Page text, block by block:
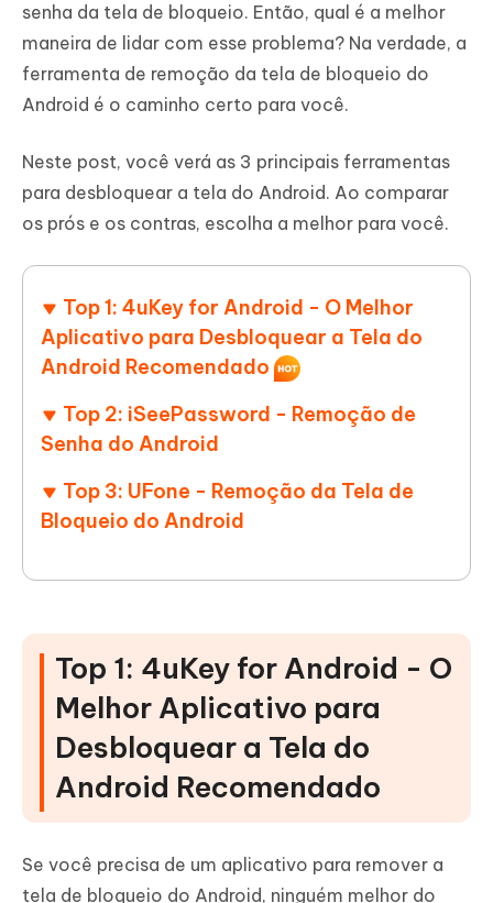
senha da tela de bloqueio. Então, qual é a melhor
maneira de lidar com esse problema? Na verdade, a
ferramenta de remoção da tela de bloqueio do
Android é o caminho certo para você.
Neste post, você verá as 3 principais ferramentas
para desbloquear a tela do Android. Ao comparar
os prós e os contras, escolha a melhor para você.
Top 1: 4uKey for Android - O Melhor
Aplicativo para Desbloquear a Tela do
Android Recomendado
Top 2: iSeePassword - Remoção de
Senha do Android
Top 3: UFone - Remoção da Tela de
Bloqueio do Android
Top 1: 4uKey for Android - O
Melhor Aplicativo para
Desbloquear a Tela do
Android Recomendado
Se você precisa de um aplicativo para remover a
tela de bloqueio do Android, ninguém melhor do